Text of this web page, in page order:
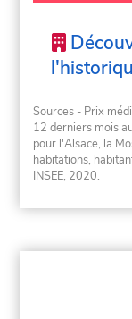
Sources - Prix
12 derniers mois
pour l'Alsace, la
habitations,
INSEE, 2020.